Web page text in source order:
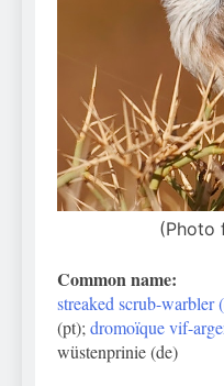
(Photo
Common name:
streaked scrub-warbler
(pt);dromoïque vif-
wüstenprinie (de)